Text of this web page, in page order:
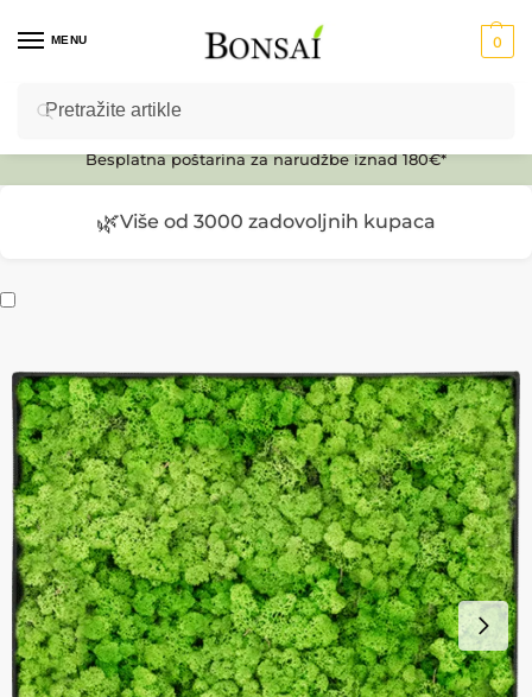
MENU 0
Ulaz u E-SHOP
Besplatna poštarina za narudžbe iznad 180€*
🌿Više od 3000 zadovoljnih kupaca